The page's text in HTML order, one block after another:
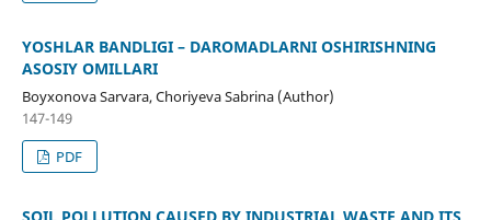
YOSHLAR BANDLIGI – DAROMADLARNI OSHIRISHNING
ASOSIY OMILLARI
Boyxonova Sarvara, Choriyeva Sabrina (Author)
147-149
PDF